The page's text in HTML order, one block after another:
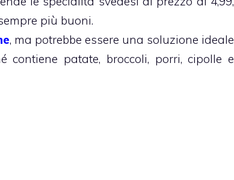
più buoni.
, ma potrebbe essere una soluzione ideale
contiene patate, broccoli, porri, cipolle e